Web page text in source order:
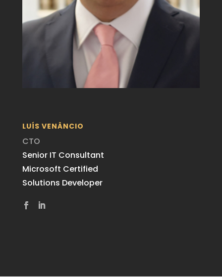
LUÍS VENÂNCIO
CTO
Senior IT Consultant
Microsoft Certified
Solutions Developer